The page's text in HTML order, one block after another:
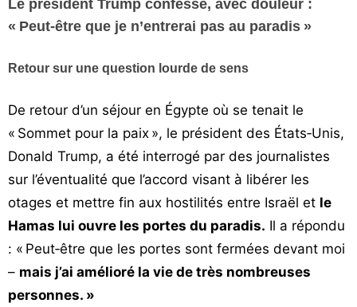
Vos
chroniques
Les
adresses
Le président Trump confesse, avec douleur :
« Peut-être que je n’entrerai pas au paradis »
Retour sur une question lourde de sens
De retour d’un séjour en Égypte où se tenait le
« Sommet pour la paix », le président des États‑Unis,
Donald Trump, a été interrogé par des journalistes
sur l’éventualité que l’accord visant à libérer les
otages et mettre fin aux hostilités entre Israël et le
Hamas lui ouvre les portes du paradis. Il a répondu
: « Peut‑être que les portes sont fermées devant moi
– mais j’ai amélioré la vie de très nombreuses
personnes. »